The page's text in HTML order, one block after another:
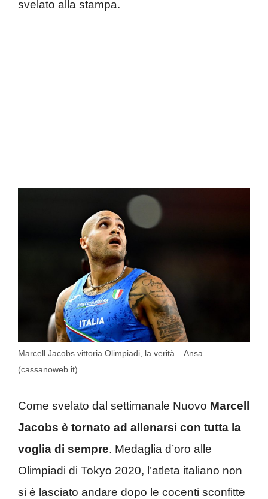
svelato alla stampa.
Marcell Jacobs vittoria Olimpiadi, la verità – Ansa
(cassanoweb.it)
Come svelato dal settimanale Nuovo Marcell
Jacobs è tornato ad allenarsi con tutta la
voglia di sempre. Medaglia d’oro alle
Olimpiadi di Tokyo 2020, l’atleta italiano non
si è lasciato andare dopo le cocenti sconfitte